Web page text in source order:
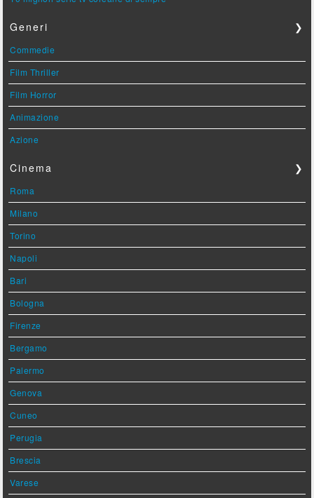
Generi ❯
Commedie
Film Thriller
Film Horror
Animazione
Azione
Cinema ❯
Roma
Milano
Torino
Napoli
Bari
Bologna
Firenze
Bergamo
Palermo
Genova
Cuneo
Perugia
Brescia
Varese